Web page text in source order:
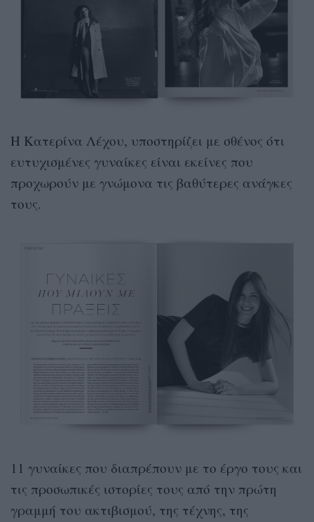
Η Κατερίνα Λέχου, υποστηρίζει με σθένος ότι
ευτυχισμένες γυναίκες είναι εκείνες που
προχωρούν με γνώμονα τις βαθύτερες ανάγκες
τους.
11 γυναίκες που διαπρέπουν με το έργο τους και
τις προσωπικές ιστορίες τους από την πρώτη
γραμμή του ακτιβισμού, της τέχνης, της